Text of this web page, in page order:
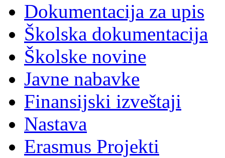
Dokumentacija za upis
Školska dokumentacija
Školske novine
Javne nabavke
Finansijski izveštaji
Nastava
Erasmus Projekti